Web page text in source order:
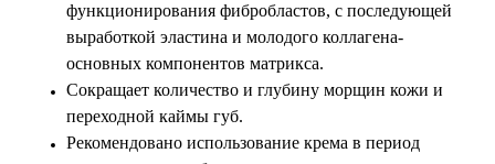
функционирования фибробластов, с последующей
выработкой эластина и молодого коллагена-
основных компонентов матрикса.
Сокращает количество и глубину морщин кожи и
переходной каймы губ.
Рекомендовано использование крема в период